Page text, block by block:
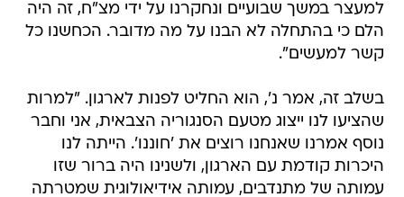
למעצר במשך שבועיים ונחקרנו על ידי מצ"ח, זה היה
הלם כי בהתחלה לא הבנו על מה מדובר. הכחשנו כל
קשר למעשים".
בשלב זה, אמר נ', הוא החליט לפנות לארגון. "למרות
שהציעו לנו ייצוג מטעם הסנגוריה הצבאית, אני וחבר
נוסף אמרנו שאנחנו רוצים את 'חוננו'. הייתה לנו
היכרות קודמת עם הארגון, ולשנינו היה ברור שזו
עמותה של מתנדבים, עמותה אידיאולוגית שמטרתה